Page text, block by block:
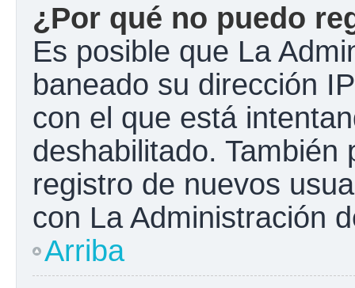
¿Por qué no puedo
Es posible que La
baneado su dirección
con el que está
deshabilitado.
registro de nuevos
con La Administración
Arriba